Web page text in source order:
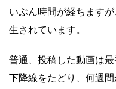
いぶん時間が経ちます
生されています。
普通、投稿した動画は
下降線をたどり、何週